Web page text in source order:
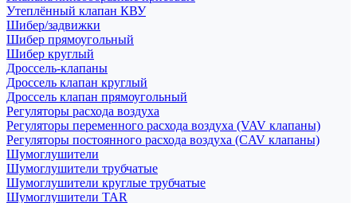
Утеплённый клапан КВУ
Шибер/задвижки
Шибер прямоугольный
Шибер круглый
Дроссель-клапаны
Дроссель клапан круглый
Дроссель клапан прямоугольный
Регуляторы расхода воздуха
Регуляторы переменного расхода воздуха (VAV клапаны)
Регуляторы постоянного расхода воздуха (CAV клапаны)
Шумоглушители
Шумоглушители трубчатые
Шумоглушители круглые трубчатые
Шумоглушители TAR